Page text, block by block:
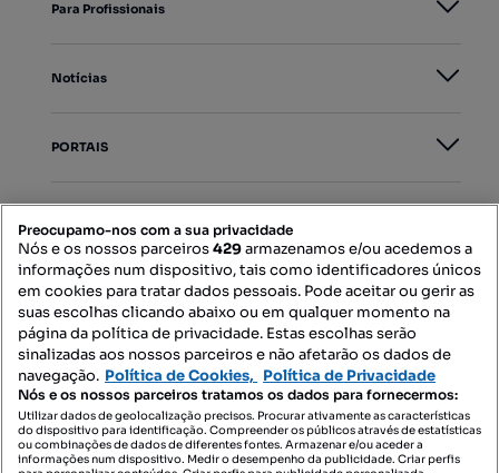
Para Profissionais
Notícias
PORTAIS
Contacte-nos
SIGA-NOS:
DESCARREGAR NA:
Preocupamo-nos com a sua privacidade
Nós e os nossos parceiros429armazenamos e/ou acedemos a
informações num dispositivo, tais como identificadores únicos
em cookies para tratar dados pessoais. Pode aceitar ou gerir as
suas escolhas clicando abaixo ou em qualquer momento na
página da política de privacidade. Estas escolhas serão
sinalizadas aos nossos parceiros e não afetarão os dados de
navegação. Política de Cookies, Política de Privacidade
Nós e os nossos parceiros tratamos os dados para fornecermos:
Utilizar dados de geolocalização precisos. Procurar ativamente as características
do dispositivo para identificação. Compreender os públicos através de estatísticas
ou combinações de dados de diferentes fontes. Armazenar e/ou aceder a
informações num dispositivo. Medir o desempenho da publicidade. Criar perfis